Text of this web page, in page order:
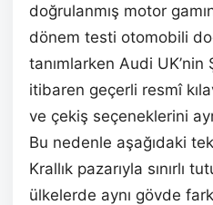
doğrulanmış motor
dönem testi otomobili
tanımlarken Audi UK’nin
itibaren geçerli resmî
ve çekiş seçeneklerini
Bu nedenle aşağıdaki
Krallık pazarıyla sınırlı
ülkelerde aynı gövde